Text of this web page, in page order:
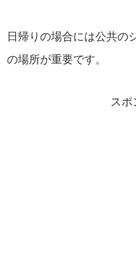
日帰りの場合には公共の
の場所が重要です。
スポ